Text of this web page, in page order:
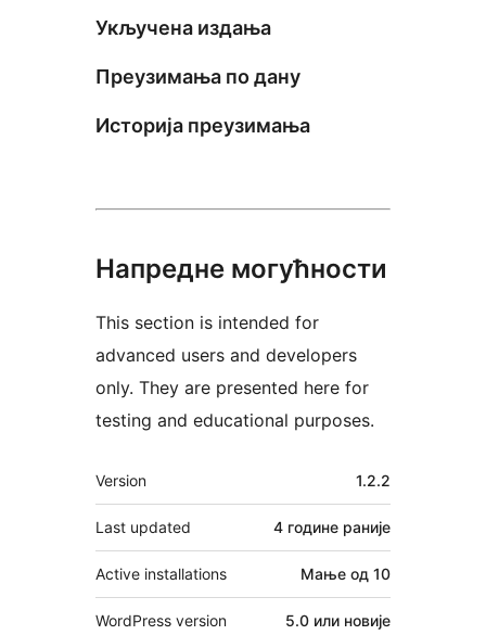
Укључена издања
Преузимања по дану
Историја преузимања
Напредне могућности
This section is intended for
advanced users and developers
only. They are presented here for
testing and educational purposes.
Мета
Version 1.2.2
Last updated 4 године раније
Active installations Мање од 10
WordPress version 5.0 или новије